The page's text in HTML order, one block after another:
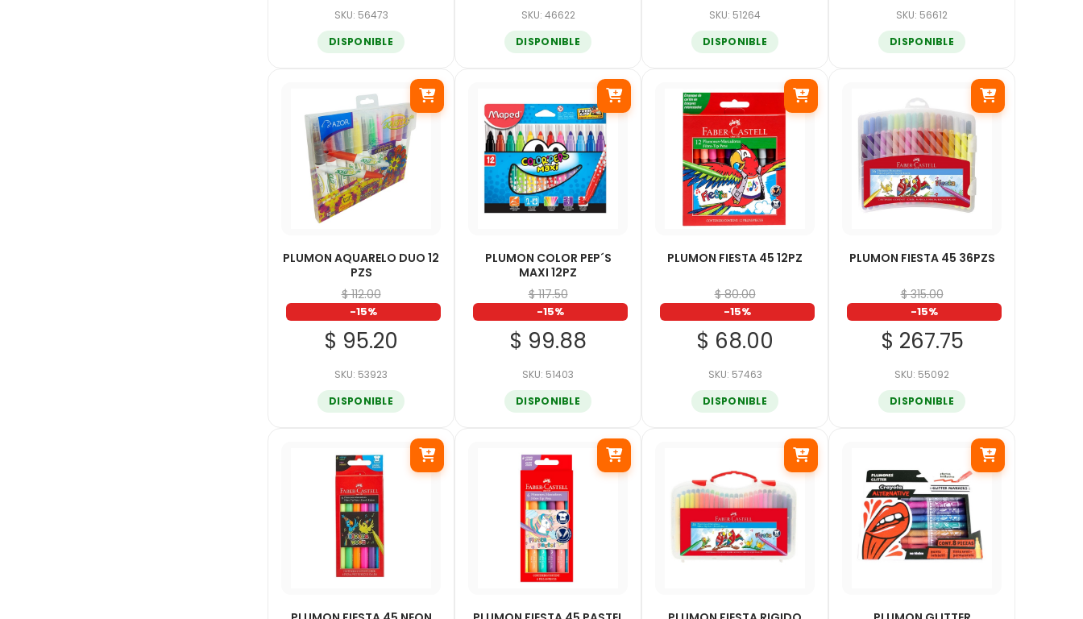
SKU: 56473
DISPONIBLE
SKU: 46622
DISPONIBLE
SKU: 51264
DISPONIBLE
SKU: 56612
DISPONIBLE
PLUMON AQUARELO DUO 12
PZS
$ 112.00
-15%
$ 95.20
SKU: 53923
DISPONIBLE
PLUMON COLOR PEP´S
MAXI 12PZ
$ 117.50
-15%
$ 99.88
SKU: 51403
DISPONIBLE
PLUMON FIESTA 45 12PZ
$ 80.00
-15%
$ 68.00
SKU: 57463
DISPONIBLE
PLUMON FIESTA 45 36PZS
$ 315.00
-15%
$ 267.75
SKU: 55092
DISPONIBLE